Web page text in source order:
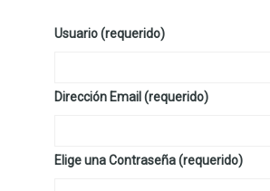
Usuario (requerido)
Dirección Email (requerido)
Elige una Contraseña (requerido)